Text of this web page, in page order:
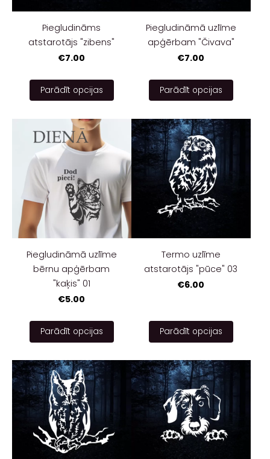
Piegludināms
atstarotājs "zibens"
€7.00
Parādīt opcijas
Piegludināmā uzlīme
apģērbam "Čivava"
€7.00
Parādīt opcijas
Piegludināmā uzlīme
bērnu apģērbam
"kaķis" 01
€5.00
Parādīt opcijas
Termo uzlīme
atstarotājs "pūce" 03
€6.00
Parādīt opcijas